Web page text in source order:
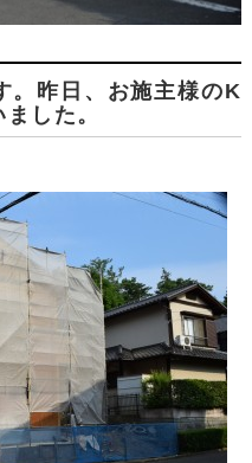
。昨日、お施主様のK
した。